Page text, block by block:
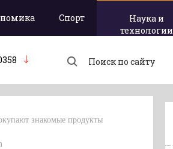
Спорт
Наука и
технологии
знакомые продукты